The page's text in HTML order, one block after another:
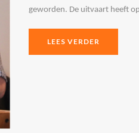
geworden. De uitvaart heeft
LEES VERDER